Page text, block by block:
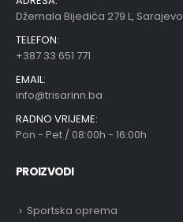
Džemala Bijedića 279 L, Sarajevo
TELEFON:
+387 33 651 771
EMAIL:
info@trisarinn.ba
RADNO VRIJEME:
Pon - Pet / 08:00h - 16:00h
PROIZVODI
Sportska oprema